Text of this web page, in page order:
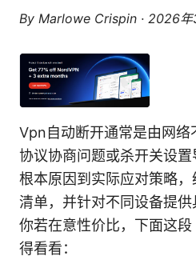
By Marlowe Crispin · 2026年
Vpn自动断开通常是由网络
协议协商问题或杀开关设
根本原因到实际应对策略
清单，并针对不同设备提供
你若在意性价比，下面这
得看看：